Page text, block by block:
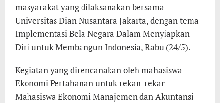
masyarakat yang dilaksanakan bersama
Universitas Dian Nusantara Jakarta, dengan tema
Implementasi Bela Negara Dalam Menyiapkan
Diri untuk Membangun Indonesia, Rabu (24/5).
Kegiatan yang direncanakan oleh mahasiswa
Ekonomi Pertahanan untuk rekan-rekan
Mahasiswa Ekonomi Manajemen dan Akuntansi